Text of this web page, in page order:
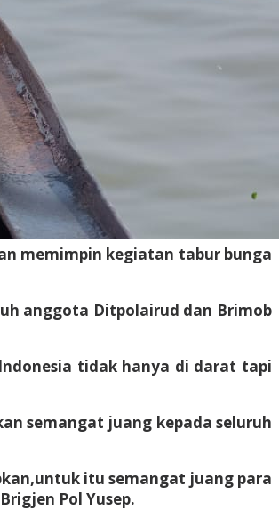
memimpin kegiatan tabur bunga
anggota Ditpolairud dan Brimob
tidak hanya di darat tapi
semangat juang kepada seluruh
itu semangat juang para
Pol Yusep.